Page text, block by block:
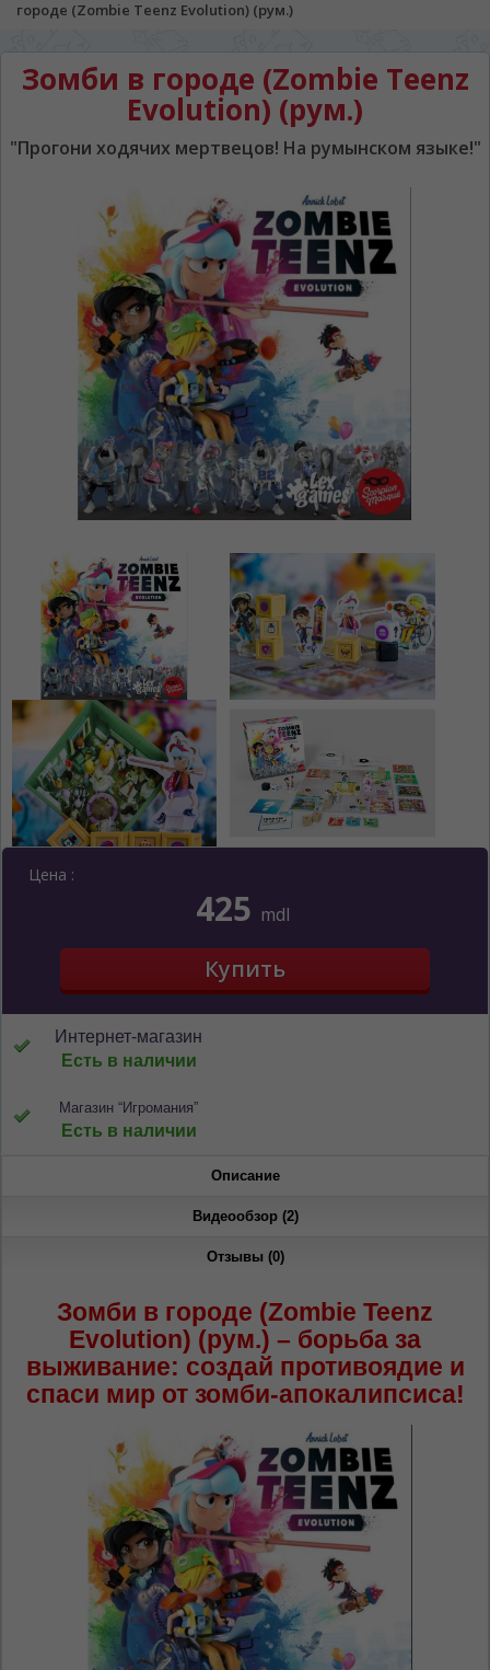
городе (Zombie Teenz Evolution) (рум.)
Зомби в городе (Zombie Teenz
Evolution) (рум.)
"Прогони ходячих мертвецов! На румынском языке!"
Цена :
425 mdl
Интернет-магазин
Есть в наличии
Магазин “Игромания”
Есть в наличии
Описание
Видеообзор (2)
Отзывы (0)
Зомби в городе (Zombie Teenz
Evolution) (рум.) – борьба за
выживание: создай противоядие и
спаси мир от зомби-апокалипсиса!